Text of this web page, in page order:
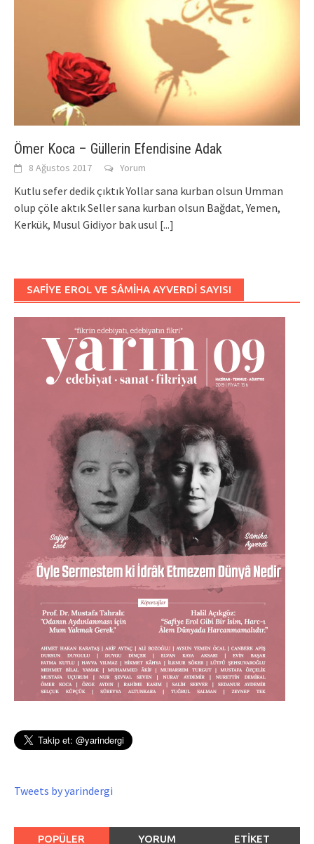
Ömer Koca – Güllerin Efendisine Adak
8 Ağustos 2017 Yorum
Kutlu sefer dedik çıktık Yollar sana kurban olsun Umman
olup çöle aktık Seller sana kurban olsun Bağdat, Yemen,
Kerkük, Musul Gidiyor bak usul [...]
SAFIYE EROL VE SÂMIHA AYVERDI SAYISI
Tweets by yarindergi
POPÜLER YORUM ETIKET